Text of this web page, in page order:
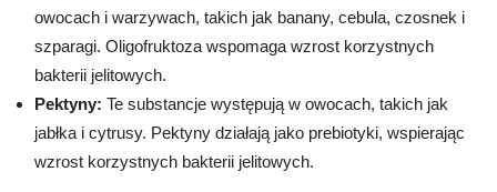
owocach i warzywach, takich jak banany, cebula, czosnek i
szparagi. Oligofruktoza wspomaga wzrost korzystnych
bakterii jelitowych.
Pektyny: Te substancje występują w owocach, takich jak
jabłka i cytrusy. Pektyny działają jako prebiotyki, wspierając
wzrost korzystnych bakterii jelitowych.